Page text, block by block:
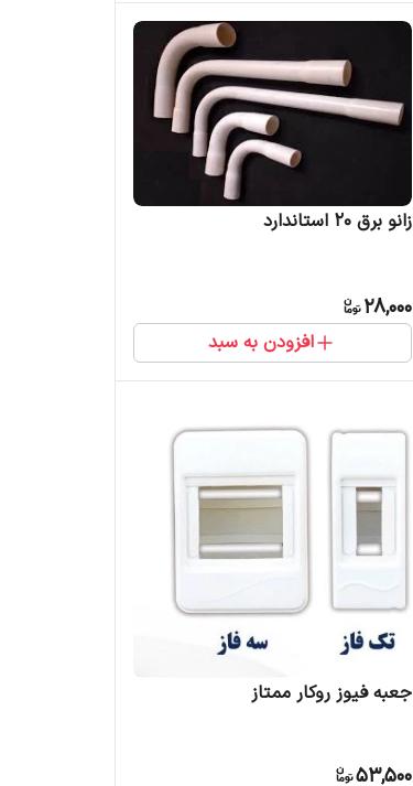
زانو برق 20 استاندارد
28,000
افزودن به سبد
جعبه فیوز روکار ممتاز
53,500